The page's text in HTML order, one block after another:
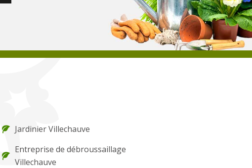
Jardinier Villechauve
Entreprise de débroussaillage
Villechauve